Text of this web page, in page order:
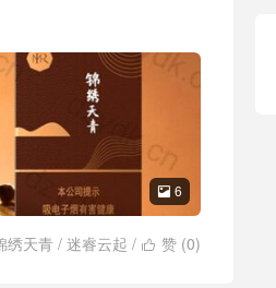
 6
 赞 (0)
绣天青/ 迷睿云起 /